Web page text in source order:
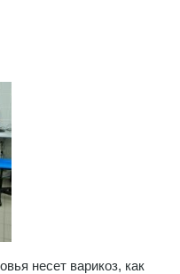
несет варикоз, как